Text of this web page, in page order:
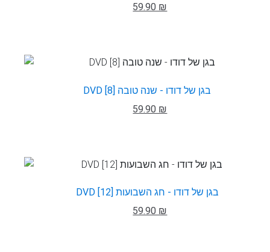
59.90 ₪
DVD בגן של דודו - שנה טובה [8]
59.90 ₪
DVD בגן של דודו - חג השבועות [12]
59.90 ₪